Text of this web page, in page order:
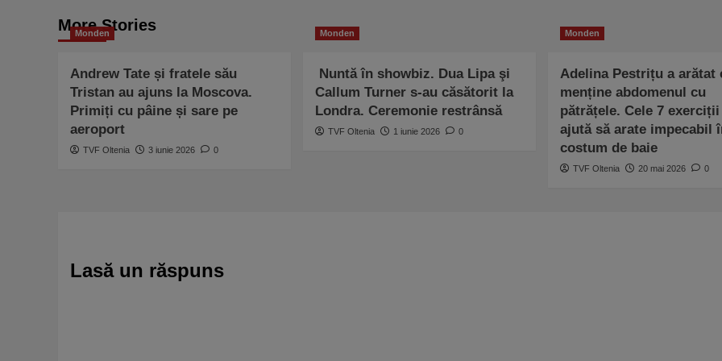
More Stories
Monden
Andrew Tate și fratele său
Tristan au ajuns la Moscova.
Primiți cu pâine și sare pe
aeroport
TVF Oltenia 3 iunie 2026 0
Monden
Nuntă în showbiz. Dua Lipa şi
Callum Turner s-au căsătorit la
Londra. Ceremonie restrânsă
TVF Oltenia 1 iunie 2026 0
Monden
Adelina Pestrițu a arătat
menține abdomenul cu
pătrățele. Cele 7
ajută să arate impecabil
costum de baie
TVF Oltenia 20 mai 2026 0
Lasă un răspuns